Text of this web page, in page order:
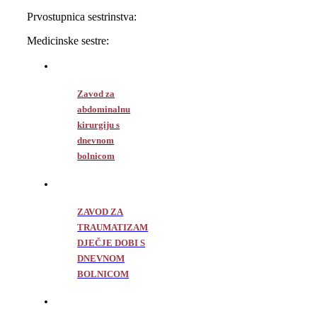
Prvostupnica sestrinstva:
Medicinske sestre:
Zavod za
abdominalnu
kirurgiju s
dnevnom
bolnicom
ZAVOD ZA
TRAUMATIZAM
DJEČJE DOBI S
DNEVNOM
BOLNICOM